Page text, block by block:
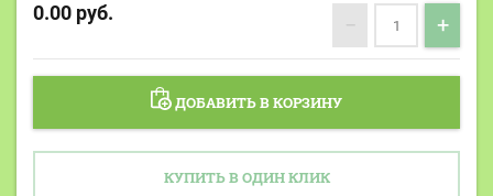
0.00 руб. − +
ДОБАВИТЬ В КОРЗИНУ
КУПИТЬ В ОДИН КЛИК